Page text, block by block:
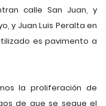
calle San Juan, y
y Juan Luis Peralta en
es pavimento a
la proliferación de
de que se seque el